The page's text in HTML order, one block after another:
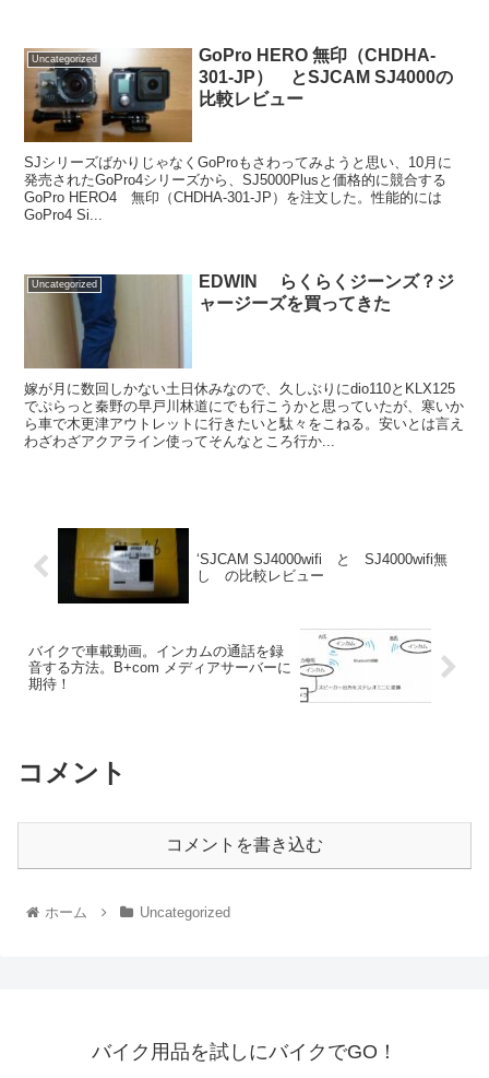
Uncategorized
GoPro HERO 無印（CHDHA-
301-JP） とSJCAM SJ4000の
比較レビュー
SJシリーズばかりじゃなくGoProもさわってみようと思い、10月に
発売されたGoPro4シリーズから、SJ5000Plusと価格的に競合する
GoPro HERO4 無印（CHDHA-301-JP）を注文した。性能的には
GoPro4 Si...
Uncategorized
EDWIN らくらくジーンズ？ジ
ャージーズを買ってきた
嫁が月に数回しかない土日休みなので、久しぶりにdio110とKLX125
でぷらっと秦野の早戸川林道にでも行こうかと思っていたが、寒いか
ら車で木更津アウトレットに行きたいと駄々をこねる。安いとは言え
わざわざアクアライン使ってそんなところ行か...
‘SJCAM SJ4000wifi と SJ4000wifi無
し の比較レビュー
バイクで車載動画。インカムの通話を録
音する方法。B+com メディアサーバーに
期待！
コメント
コメントを書き込む
ホーム Uncategorized
バイク用品を試しにバイクでGO！